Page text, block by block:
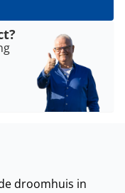
droomhuis in